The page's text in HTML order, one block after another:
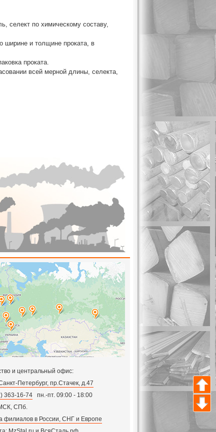
селект по химическому составу,
ширине и толщине проката, в
проката.
всей мерной длины, селекта,
и центральный офис:
Петербург, пр.Стачек, д.47
363-16-74 пн.-пт. 09:00 - 18:00
СПб.
филиалов в России, СНГ и Европе